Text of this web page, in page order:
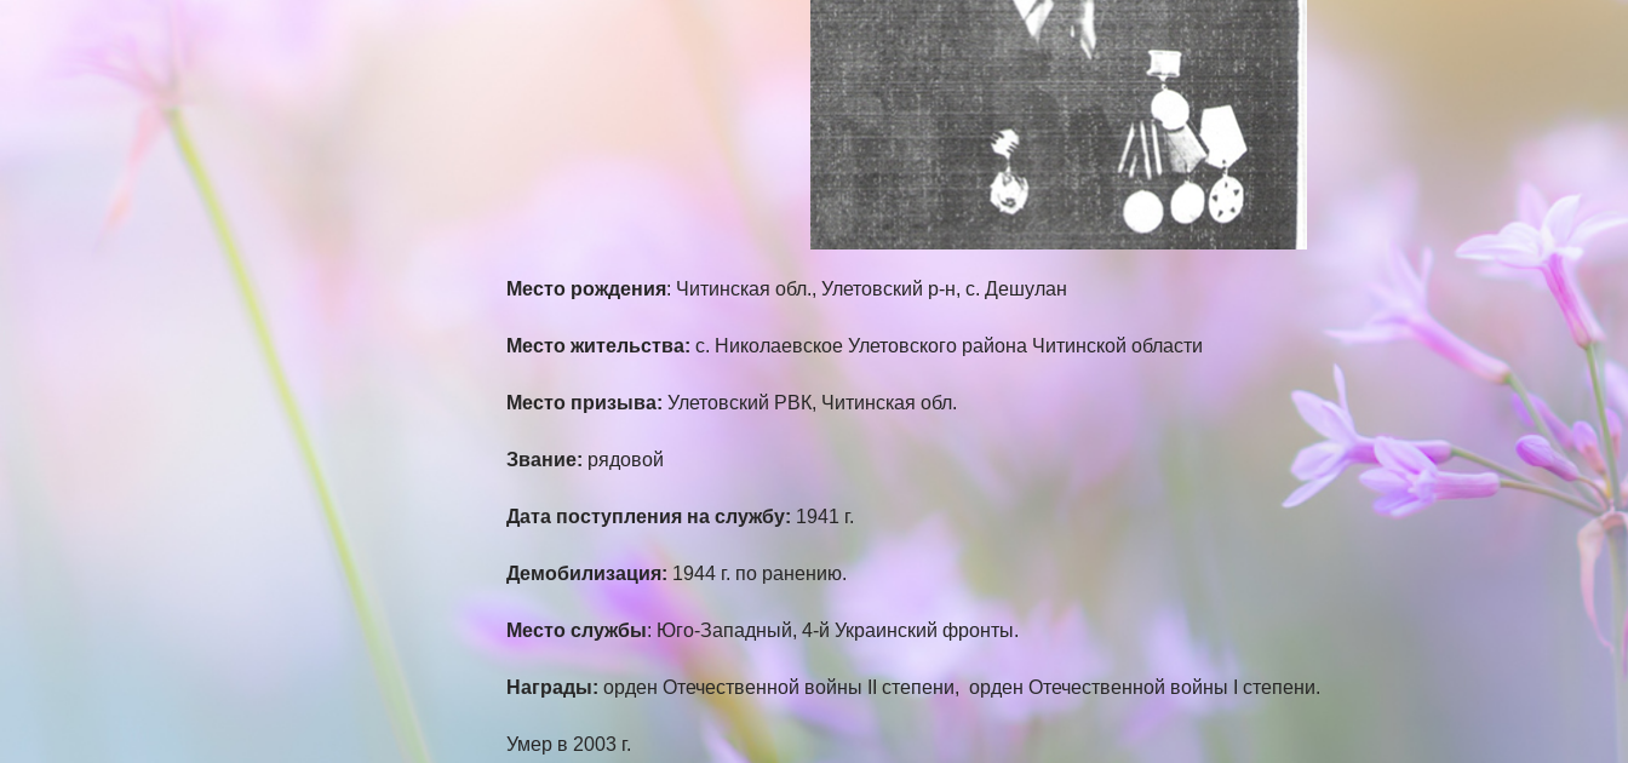
Место рождения: Читинская обл., Улетовский р-н, с. Дешулан
Место жительства:с. Николаевское Улетовского района Читинской области
Место призыва:Улетовский РВК, Читинская обл.
Звание: рядовой
Дата поступления на службу: 1941 г.
Демобилизация: 1944 г. по ранению.
Место службы: Юго-Западный, 4-й Украинский фронты.
Награды: орден Отечественной войны II степени, орден Отечественной войны I степени.
Умер в 2003 г.